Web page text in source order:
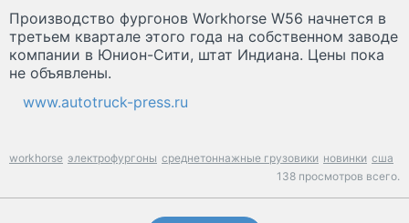
Производство фургонов Workhorse W56 начнется в
третьем квартале этого года на собственном заводе
компании в Юнион-Сити, штат Индиана. Цены пока
не объявлены.
www.autotruck-press.ru
workhorse электрофургоны среднетоннажные грузовики новинки сша
138 просмотров всего.